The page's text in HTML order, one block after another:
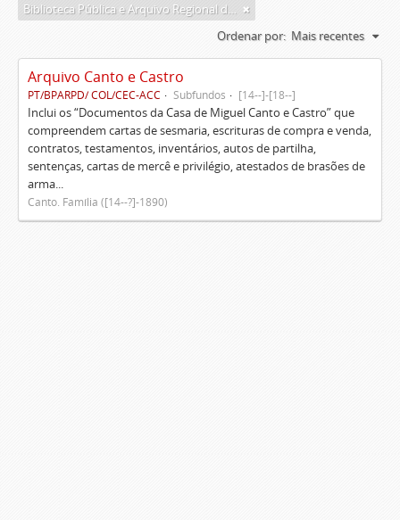
Biblioteca Pública e Arquivo Regional de Ponta Delgada
Ordenar por: Mais recentes
Arquivo Canto e Castro
PT/BPARPD/ COL/CEC-ACC Subfundos [14--]-[18--]
Inclui os “Documentos da Casa de Miguel Canto e Castro” que
compreendem cartas de sesmaria, escrituras de compra e venda,
contratos, testamentos, inventários, autos de partilha,
sentenças, cartas de mercê e privilégio, atestados de brasões de
arma...
Canto. Família ([14--?]-1890)